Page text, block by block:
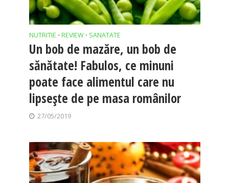
NUTRITIE • REVIEW • SANATATE
Un bob de mazăre, un bob de
sănătate! Fabulos, ce minuni
poate face alimentul care nu
lipseşte de pe masa românilor
27/05/2019